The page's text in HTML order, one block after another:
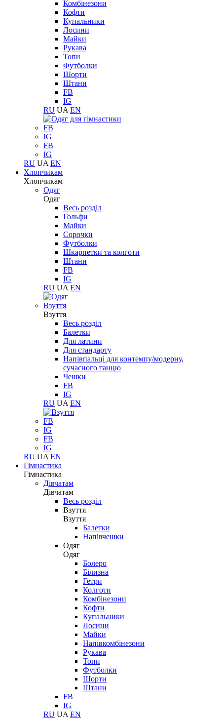
Комбінезони
Кофти
Купальники
Лосини
Майки
Рукава
Топи
Футболки
Шорти
Штани
FB
IG
RU UA EN
FB
IG
FB
IG
RU UA EN
Хлопчикам
Хлопчикам
Одяг
Одяг
Весь розділ
Гольфи
Майки
Сорочки
Футболки
Шкарпетки та колготи
Штани
FB
IG
RU UA EN
Взуття
Взуття
Весь розділ
Балетки
Для латини
Для стандарту
Напівпальці для контемпу/модерну,
сучасного танцю
Чешки
FB
IG
RU UA EN
FB
IG
FB
IG
RU UA EN
Гімнастика
Гімнастика
Дівчатам
Дівчатам
Весь розділ
Взуття
Взуття
Балетки
Напівчешки
Одяг
Одяг
Болеро
Білизна
Гетри
Колготи
Комбінезони
Кофти
Купальники
Лосини
Майки
Напівкомбінезони
Рукава
Топи
Футболки
Шорти
Штани
FB
IG
RU UA EN